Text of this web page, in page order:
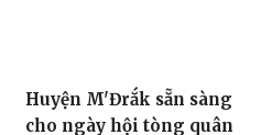
Huyện M'Đrắk sẵn sàng
cho ngày hội tòng quân